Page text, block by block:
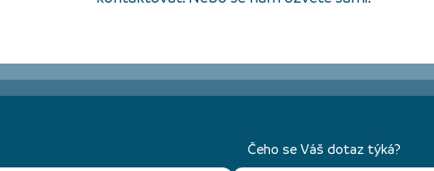
Čeho se Váš dotaz týká?